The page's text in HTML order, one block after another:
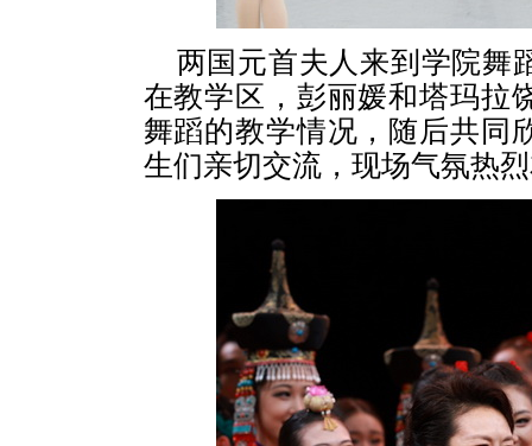
两国元首夫人来到学院舞
在教学区，彭丽媛和塔玛拉
舞蹈的教学情况，随后共同
生们亲切交流，现场气氛热